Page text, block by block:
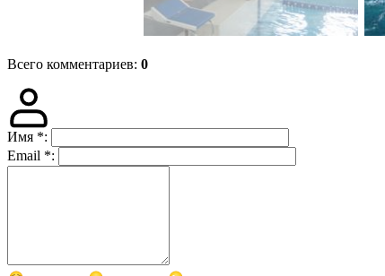
Всего комментариев: 0
Имя *:
Email *: